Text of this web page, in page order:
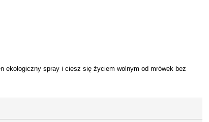
ekologiczny spray i ciesz się życiem wolnym od mrówek bez